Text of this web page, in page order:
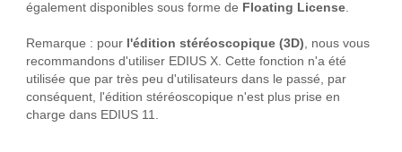
également disponibles sous forme de Floating License.
Remarque : pour l'édition stéréoscopique (3D) , nous vous
recommandons d'utiliser EDIUS X. Cette fonction n'a été
utilisée que par très peu d'utilisateurs dans le passé, par
conséquent, l'édition stéréoscopique n'est plus prise en
charge dans EDIUS 11.